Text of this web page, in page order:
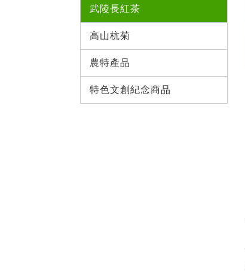
武陵長紅茶
高山杭菊
農特產品
特色文創紀念商品